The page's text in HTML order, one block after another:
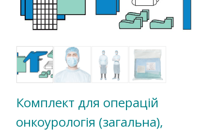
Комплект для операцій
онкоурологія (загальна),